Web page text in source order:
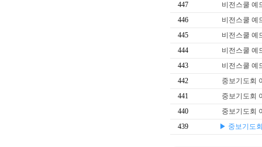
447
비전스쿨 예
446
비전스쿨 예
445
비전스쿨 예
444
비전스쿨 예
443
비전스쿨 예
442
중보기도회
441
중보기도회
440
중보기도회
439
▶ 중보기도